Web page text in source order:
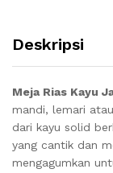
Deskripsi
Meja Rias Kayu
mandi, lemari
dari kayu solid
yang cantik dan
mengagumkan